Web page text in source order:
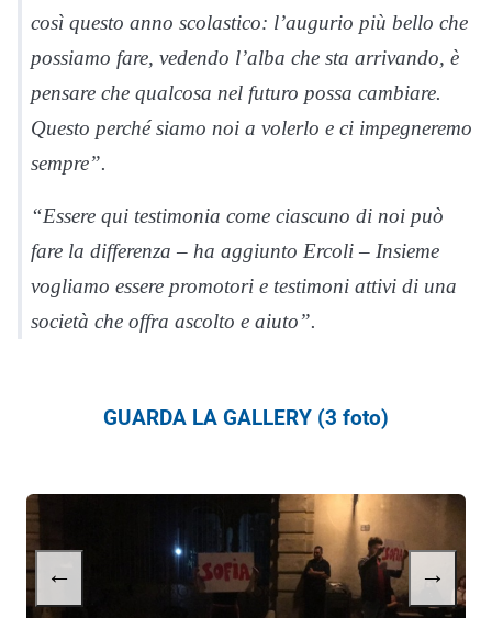
così questo anno scolastico: l’augurio più bello che
possiamo fare, vedendo l’alba che sta arrivando, è
pensare che qualcosa nel futuro possa cambiare.
Questo perché siamo noi a volerlo e ci impegneremo
sempre”.
“Essere qui testimonia come ciascuno di noi può
fare la differenza – ha aggiunto Ercoli – Insieme
vogliamo essere promotori e testimoni attivi di una
società che offra ascolto e aiuto”.
GUARDA LA GALLERY (3 foto)
← →